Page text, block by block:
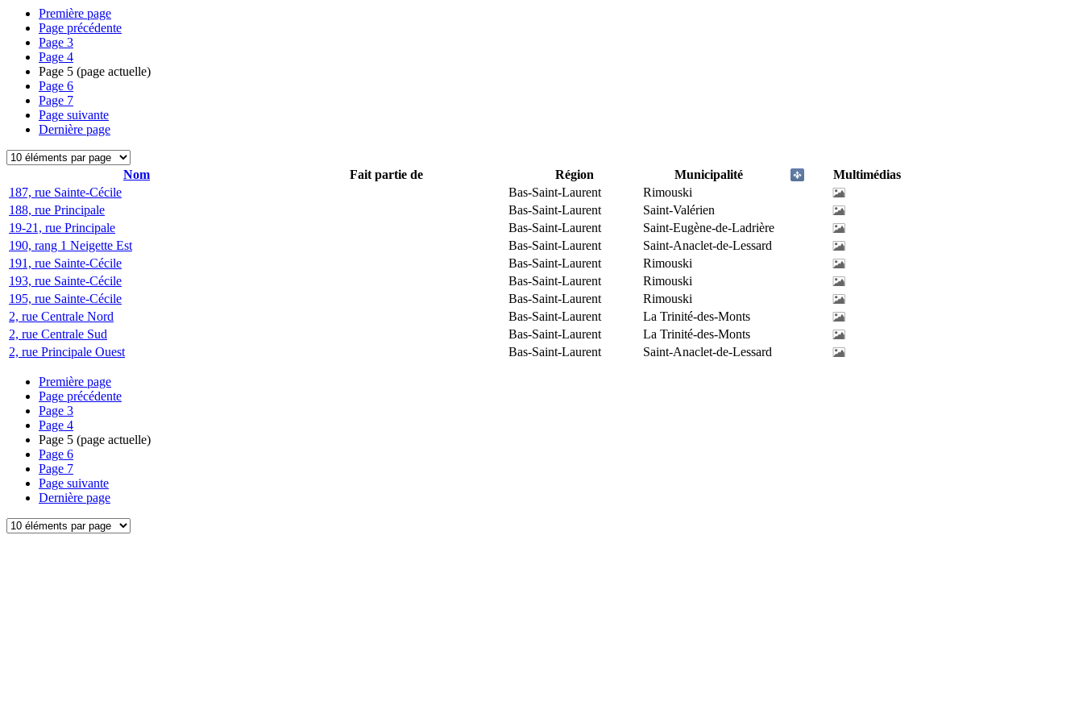
Première page
Page précédente
Page 3
Page 4
Page 5 (page actuelle)
Page 6
Page 7
Page suivante
Dernière page
Nom Fait partie de Région Municipalité
Multimédias
187, rue Sainte-Cécile
Bas-Saint-Laurent
Rimouski
188, rue Principale
Bas-Saint-Laurent
Saint-Valérien
19-21, rue Principale
Bas-Saint-Laurent
Saint-Eugène-de-Ladrière
190, rang 1 Neigette Est
Bas-Saint-Laurent
Saint-Anaclet-de-Lessard
191, rue Sainte-Cécile
Bas-Saint-Laurent
Rimouski
193, rue Sainte-Cécile
Bas-Saint-Laurent
Rimouski
195, rue Sainte-Cécile
Bas-Saint-Laurent
Rimouski
2, rue Centrale Nord
Bas-Saint-Laurent
La Trinité-des-Monts
2, rue Centrale Sud
Bas-Saint-Laurent
La Trinité-des-Monts
2, rue Principale Ouest
Bas-Saint-Laurent Saint-Anaclet-de-Lessard
Première page
Page précédente
Page 3
Page 4
Page 5 (page actuelle)
Page 6
Page 7
Page suivante
Dernière page